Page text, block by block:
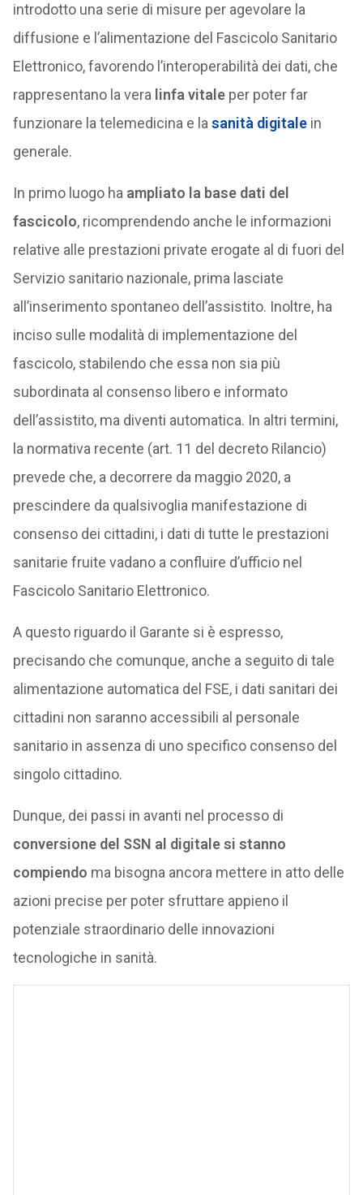
introdotto una serie di misure per agevolare la
diffusione e l’alimentazione del Fascicolo Sanitario
Elettronico, favorendo l’interoperabilità dei dati, che
rappresentano la vera linfa vitaleper poter far
funzionare la telemedicina e la sanità digitalein
generale.
In primo luogo ha ampliato la base dati del
fascicolo, ricomprendendo anche le informazioni
relative alle prestazioni private erogate al di fuori del
Servizio sanitario nazionale, prima lasciate
all’inserimento spontaneo dell’assistito. Inoltre, ha
inciso sulle modalità di implementazione del
fascicolo, stabilendo che essa non sia più
subordinata al consenso libero e informato
dell’assistito, ma diventi automatica. In altri termini,
la normativa recente (art. 11 del decreto Rilancio)
prevede che, a decorrere da maggio 2020, a
prescindere da qualsivoglia manifestazione di
consenso dei cittadini, i dati di tutte le prestazioni
sanitarie fruite vadano a confluire d’ufficio nel
Fascicolo Sanitario Elettronico.
A questo riguardo il Garante si è espresso,
precisando che comunque, anche a seguito di tale
alimentazione automatica del FSE, i dati sanitari dei
cittadini non saranno accessibili al personale
sanitario in assenza di uno specifico consenso del
singolo cittadino.
Dunque, dei passi in avanti nel processo di
conversione del SSN al digitale si stanno
compiendo ma bisogna ancora mettere in atto delle
azioni precise per poter sfruttare appieno il
potenziale straordinario delle innovazioni
tecnologiche in sanità.